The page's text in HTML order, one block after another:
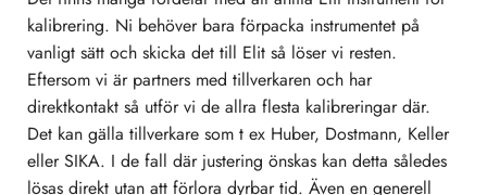
kalibrering. Ni behöver bara förpacka instrumentet på
vanligt sätt och skicka det till Elit så löser vi resten.
Eftersom vi är partners med tillverkaren och har
direktkontakt så utför vi de allra flesta kalibreringar där.
Det kan gälla tillverkare som t ex Huber, Dostmann, Keller
eller SIKA. I de fall där justering önskas kan detta således
lösas direkt utan att förlora dyrbar tid. Även en generell